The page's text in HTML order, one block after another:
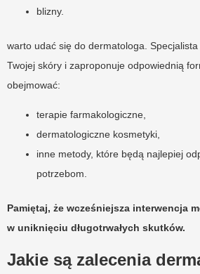
blizny.
warto udać się do dermatologa. Specjalista
Twojej skóry i zaproponuje odpowiednią
obejmować:
terapie farmakologiczne,
dermatologiczne kosmetyki,
inne metody, które będą najlepiej
potrzebom.
Pamiętaj, że wcześniejsza interwencja
w uniknięciu długotrwałych skutków.
Jakie są zalecenia